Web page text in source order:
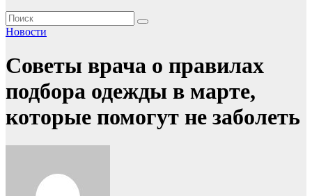
Новости
Советы врача о правилах
подбора одежды в марте,
которые помогут не заболеть